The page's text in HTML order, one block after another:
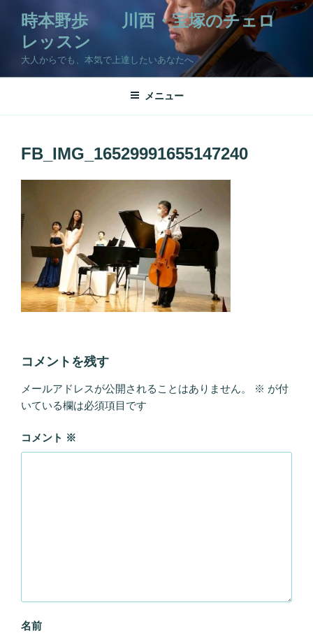
ツ
時本野歩 川西・宝塚のチェロ
レッスン
大人からでも、本気で上達したいあなたへ
メニュー
FB_IMG_16529991655147240
コメントを残す
メールアドレスが公開されることはありません。 ※ が付
いている欄は必須項目です
コメント ※
名前